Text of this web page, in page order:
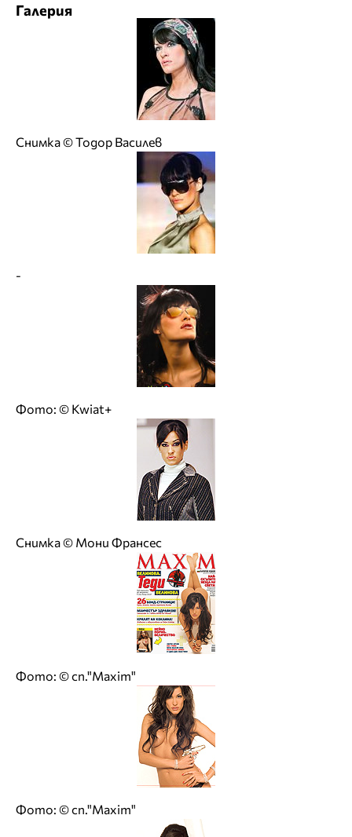
Галерия
Снимка © Тодор Василев
-
Фото: © Kwiat+
Снимка © Мони Франсес
Фото: © сп."Maxim"
Фото: © сп."Maxim"